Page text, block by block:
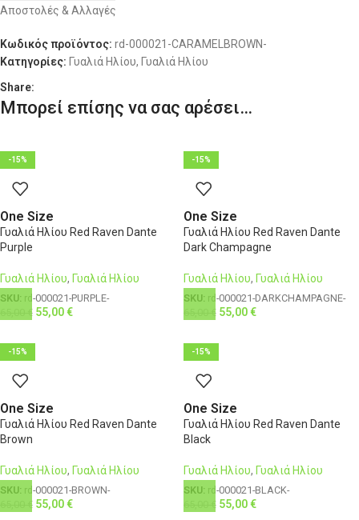
Αποστολές & Αλλαγές
Κωδικός προϊόντος: rd-000021-CARAMELBROWN-
Κατηγορίες: Γυαλιά Ηλίου, Γυαλιά Ηλίου
Share:
Μπορεί επίσης να σας αρέσει…
-15%
One Size
Γυαλιά Ηλίου Red Raven Dante
Purple
Γυαλιά Ηλίου, Γυαλιά Ηλίου
SKU: rd-000021-PURPLE-
€ 55,00€
-15%
One Size
Γυαλιά Ηλίου Red Raven Dante
Dark Champagne
Γυαλιά Ηλίου, Γυαλιά Ηλίου
SKU: rd-000021-DARKCHAMPAGNE-
€ 55,00€
-15%
One Size
Γυαλιά Ηλίου Red Raven Dante
Brown
Γυαλιά Ηλίου, Γυαλιά Ηλίου
SKU: rd-000021-BROWN-
€ 55,00€
-15%
One Size
Γυαλιά Ηλίου Red Raven Dante
Black
Γυαλιά Ηλίου, Γυαλιά Ηλίου
SKU: rd-000021-BLACK-
€ 55,00€